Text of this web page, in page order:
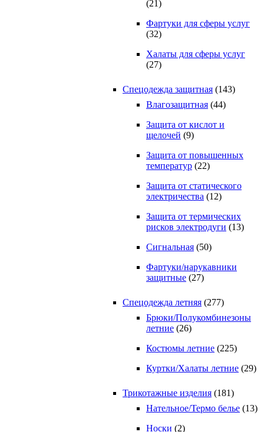
(21)
Фартуки для сферы услуг
(32)
Халаты для сферы услуг
(27)
Спецодежда защитная (143)
Влагозащитная (44)
Защита от кислот и
щелочей (9)
Защита от повышенных
температур (22)
Защита от статического
электричества (12)
Защита от термических
рисков электродуги (13)
Сигнальная (50)
Фартуки/нарукавники
защитные (27)
Спецодежда летняя (277)
Брюки/Полукомбинезоны
летние (26)
Костюмы летние (225)
Куртки/Халаты летние (29)
Трикотажные изделия (181)
Нательное/Термо белье (13)
Носки (2)